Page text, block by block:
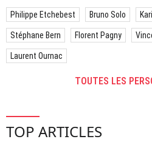
Philippe Etchebest Bruno Solo
Stéphane Bern Florent Pagny
Laurent Ournac
TOUTES LES
TOP ARTICLES